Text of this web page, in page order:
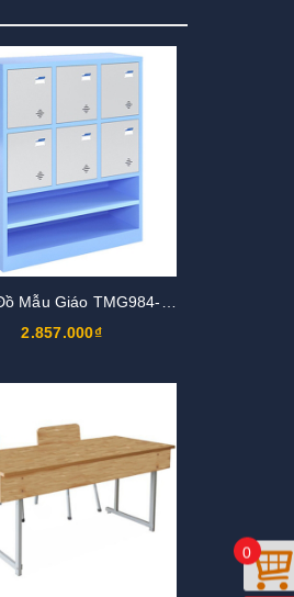
2.857.000₫
0